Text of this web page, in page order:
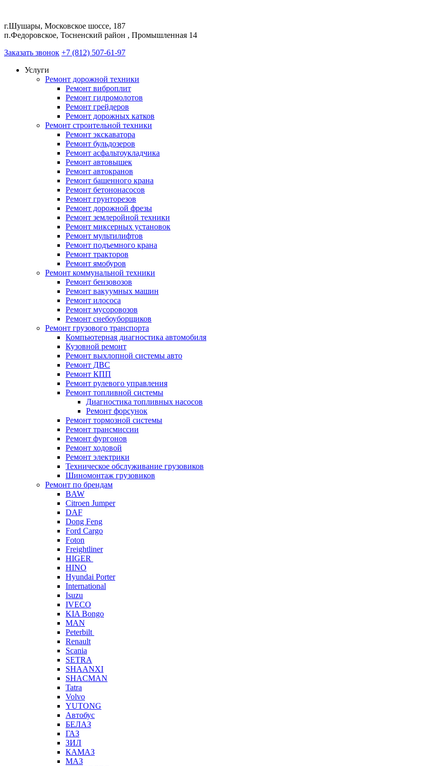
г.Шушары, Московское шоссе, 187
п.Федоровское, Тосненский район , Промышленная 14
Заказать звонок +7 (812) 507-61-97
Услуги
Ремонт дорожной техники
Ремонт виброплит
Ремонт гидромолотов
Ремонт грейдеров
Ремонт дорожных катков
Ремонт строительной техники
Ремонт экскаватора
Ремонт бульдозеров
Ремонт асфальтоукладчика
Ремонт автовышек
Ремонт автокранов
Ремонт башенного крана
Ремонт бетононасосов
Ремонт грунторезов
Ремонт дорожной фрезы
Ремонт землеройной техники
Ремонт миксерных установок
Ремонт мультилифтов
Ремонт подъемного крана
Ремонт тракторов
Ремонт ямобуров
Ремонт коммунальной техники
Ремонт бензовозов
Ремонт вакуумных машин
Ремонт илососа
Ремонт мусоровозов
Ремонт снебоуборщиков
Ремонт грузового транспорта
Компьютерная диагностика автомобиля
Кузовной ремонт
Ремонт выхлопной системы авто
Ремонт ДВС
Ремонт КПП
Ремонт рулевого управления
Ремонт топливной системы
Диагностика топливных насосов
Ремонт форсунок
Ремонт тормозной системы
Ремонт трансмиссии
Ремонт фургонов
Ремонт ходовой
Ремонт электрики
Техническое обслуживание грузовиков
Шиномонтаж грузовиков
Ремонт по брендам
BAW
Citroen Jumper
DAF
Dong Feng
Ford Cargo
Foton
Freightliner
HIGER
HINO
Hyundai Porter
International
Isuzu
IVECO
KIA Bongo
MAN
Peterbilt
Renault
Scania
SETRA
SHAANXI
SHACMAN
Tatra
Volvo
YUTONG
Автобус
БЕЛАЗ
ГАЗ
ЗИЛ
КАМАЗ
МАЗ